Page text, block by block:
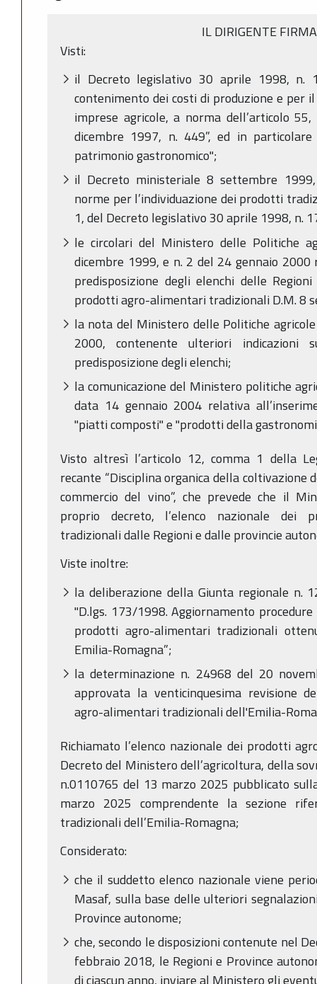
IL DIRIGENTE
Visti:
il Decreto legislativo 30 aprile 1998, n.
contenimento dei costi di produzione e
imprese agricole, a norma dell’articolo
dicembre 1997, n. 449”, ed in
patrimonio gastronomico";
il Decreto ministeriale 8 settembre
norme per l’individuazione dei prodotti
1, del Decreto legislativo 30 aprile 1998, n.
le circolari del Ministero delle Politiche
dicembre 1999, e n. 2 del 24 gennaio
predisposizione degli elenchi delle
prodotti agro-alimentari tradizionali D.M. 8
la nota del Ministero delle Politiche
2000, contenente ulteriori
predisposizione degli elenchi;
la comunicazione del Ministero politiche
data 14 gennaio 2004 relativa
"piatti composti" e "prodotti della
Visto altresì l’articolo 12, comma 1 della
recante “Disciplina organica della coltivazione
commercio del vino”, che prevede che il
proprio decreto, l’elenco nazionale dei
tradizionali dalle Regioni e dalle provincie
Viste inoltre:
la deliberazione della Giunta regionale n.
"D.lgs. 173/1998. Aggiornamento
prodotti agro-alimentari tradizionali
Emilia-Romagna”;
la determinazione n. 24968 del 20
approvata la venticinquesima revisione
agro-alimentari tradizionali dell'Emilia-
Richiamato l’elenco nazionale dei prodotti
Decreto del Ministero dell’agricoltura, della
n.0110765 del 13 marzo 2025 pubblicato
marzo 2025 comprendente la sezione
tradizionali dell’Emilia-Romagna;
Considerato:
che il suddetto elenco nazionale viene
Masaf, sulla base delle ulteriori
Province autonome;
che, secondo le disposizioni contenute nel
febbraio 2018, le Regioni e Province
di ciascun anno, inviare al Ministero gli